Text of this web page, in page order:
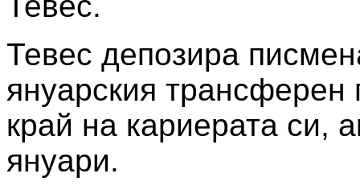
Тевес депозира
януарския
край на кариерата си,
януари.